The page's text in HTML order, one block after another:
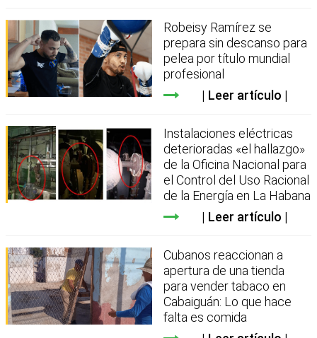
Robeisy Ramírez se
prepara sin descanso para
pelea por título mundial
profesional
Leer artículo
Instalaciones eléctricas
deterioradas «el hallazgo»
de la Oficina Nacional para
el Control del Uso Racional
de la Energía en La Habana
Leer artículo
Cubanos reaccionan a
apertura de una tienda
para vender tabaco en
Cabaiguán: Lo que hace
falta es comida